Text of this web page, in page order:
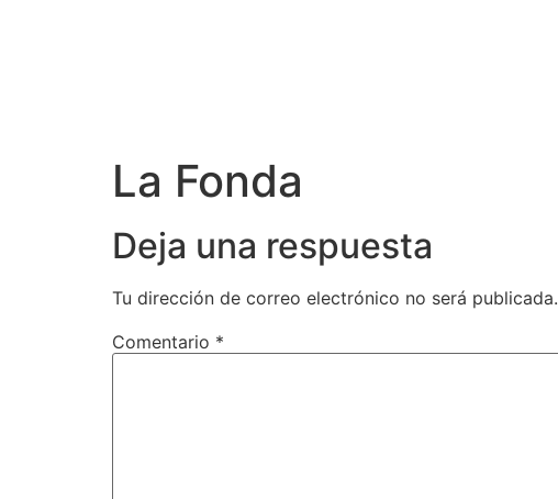
La Fonda
Deja una respuesta
Tu dirección de correo electrónico no será publicada.
Comentario *